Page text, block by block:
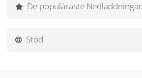
De populäraste
Stöd